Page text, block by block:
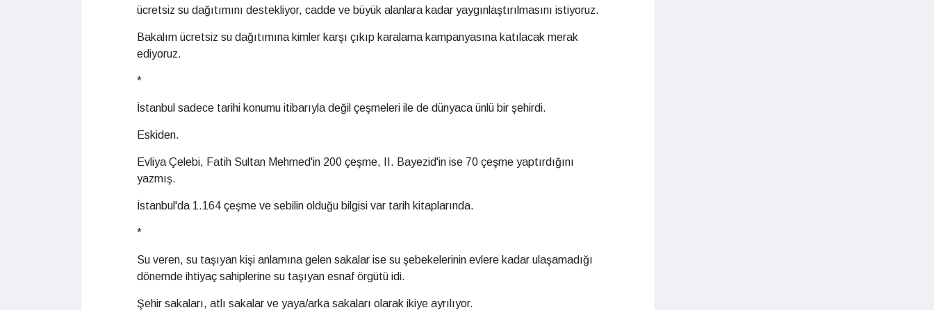
ücretsiz su dağıtımını destekliyor, cadde ve büyük alanlara kadar yaygınlaştırılmasını istiyoruz.
Bakalım ücretsiz su dağıtımına kimler karşı çıkıp karalama kampanyasına katılacak merak
ediyoruz.
*
İstanbul sadece tarihi konumu itibarıyla değil çeşmeleri ile de dünyaca ünlü bir şehirdi.
Eskiden.
Evliya Çelebi, Fatih Sultan Mehmed'in 200 çeşme, II. Bayezid'in ise 70 çeşme yaptırdığını
yazmış.
İstanbul'da 1.164 çeşme ve sebilin olduğu bilgisi var tarih kitaplarında.
*
Su veren, su taşıyan kişi anlamına gelen sakalar ise su şebekelerinin evlere kadar ulaşamadığı
dönemde ihtiyaç sahiplerine su taşıyan esnaf örgütü idi.
Şehir sakaları, atlı sakalar ve yaya/arka sakaları olarak ikiye ayrılıyor.